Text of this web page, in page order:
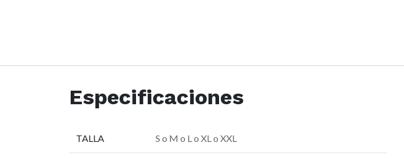
Especificaciones
TALLA S o M o Lo XLo XXL